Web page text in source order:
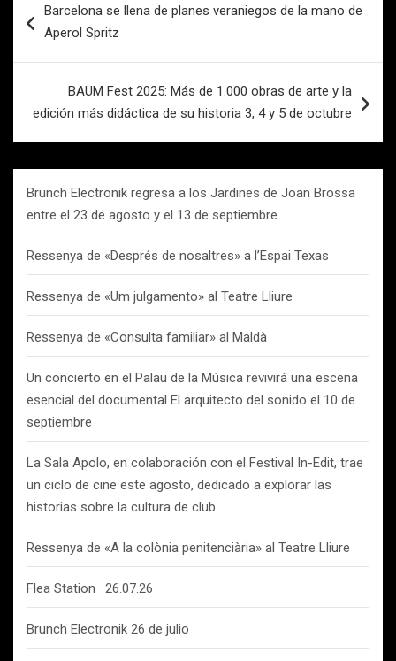
de
Barcelona se llena de planes veraniegos de la mano de
Aperol Spritz
BAUM Fest 2025: Más de 1.000 obras de arte y la
edición más didáctica de su historia 3, 4 y 5 de octubre
Brunch Electronik regresa a los Jardines de Joan Brossa
entre el 23 de agosto y el 13 de septiembre
Ressenya de «Després de nosaltres» a l’Espai Texas
Ressenya de «Um julgamento» al Teatre Lliure
Ressenya de «Consulta familiar» al Maldà
Un concierto en el Palau de la Música revivirá una escena
esencial del documental El arquitecto del sonido el 10 de
septiembre
La Sala Apolo, en colaboración con el Festival In-Edit, trae
un ciclo de cine este agosto, dedicado a explorar las
historias sobre la cultura de club
Ressenya de «A la colònia penitenciària» al Teatre Lliure
Flea Station · 26.07.26
Brunch Electronik 26 de julio